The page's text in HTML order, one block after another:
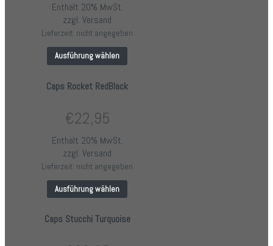
Enthält 20% MwSt.
zzgl. Versand
Lieferzeit: nicht angegeben
Ausführung wählen
Caps Rocket RedBlack
€22,95
Enthält 20% MwSt.
zzgl. Versand
Lieferzeit: nicht angegeben
Ausführung wählen
Caps Stucchi Turquoise